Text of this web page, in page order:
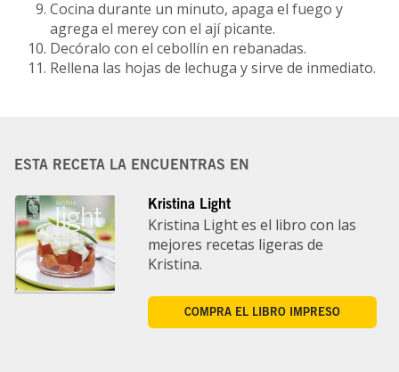
Cocina durante un minuto, apaga el fuego y
agrega el merey con el ají picante.
Decóralo con el cebollín en rebanadas.
Rellena las hojas de lechuga y sirve de inmediato.
ESTA RECETA LA ENCUENTRAS EN
Kristina Light
Kristina Light es el libro con las
mejores recetas ligeras de
Kristina.
COMPRA EL LIBRO IMPRESO